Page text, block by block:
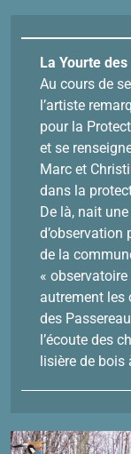
La Yourte
Au cours de
l’artiste
pour la
et se
Marc et
dans la
De là, nait
d’observation
de la
«
autrement les
des
l’écoute des
lisière de bois